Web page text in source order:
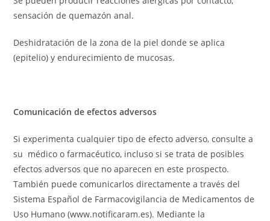
sensación de quemazón anal.
Deshidratación de la zona de la piel donde se aplica
(epitelio) y endurecimiento de mucosas.
Comunicación de efectos adversos
Si experimenta cualquier tipo de efecto adverso, consulte a
su médico o farmacéutico, incluso si se trata de posibles
efectos adversos que no aparecen en este prospecto.
También puede comunicarlos directamente a través del
Sistema Español de Farmacovigilancia de Medicamentos de
Uso Humano (www.notificaram.es). Mediante la